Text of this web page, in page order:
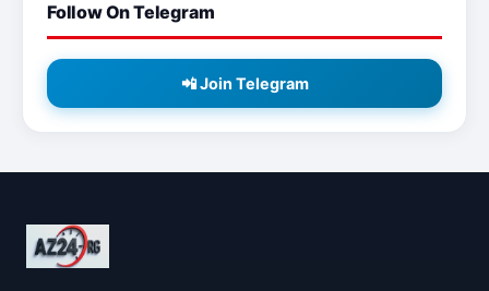
Follow On Telegram
📲 Join Telegram